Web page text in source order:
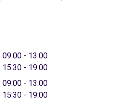
09:00 - 13:00
15:30 - 19:00
09:00 - 13:00
15:30 - 19:00